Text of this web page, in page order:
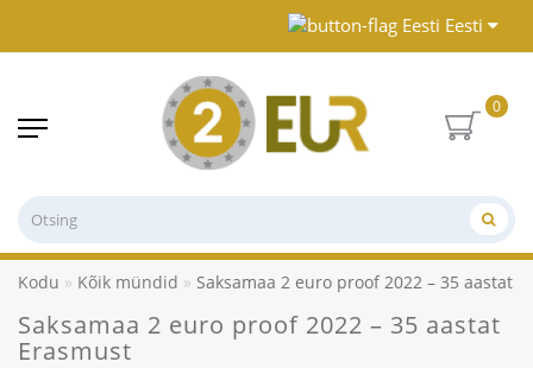
Eesti
0
Kodu Kõik mündid Saksamaa 2 euro proof 2022 – 35 aastat
Saksamaa 2 euro proof 2022 – 35 aastat
Erasmust